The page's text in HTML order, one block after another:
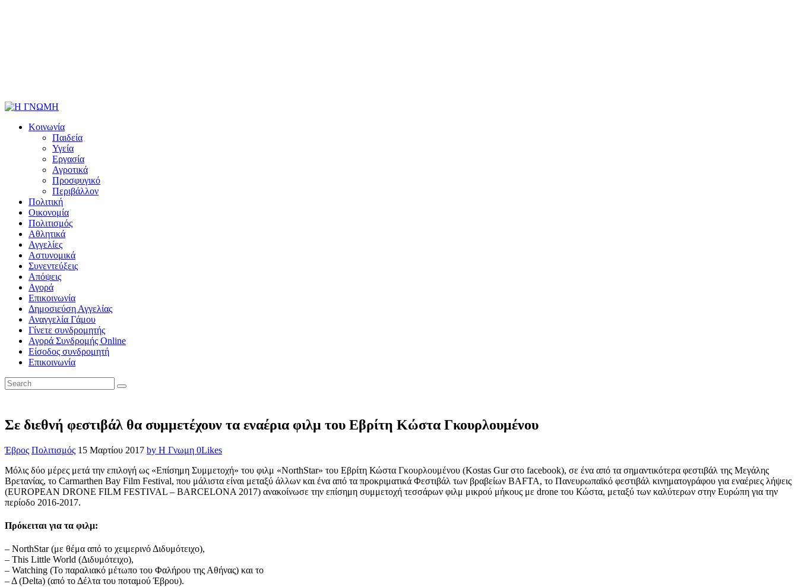
Κοινωνία
Παιδεία
Υγεία
Εργασία
Αγροτικά
Προσφυγικό
Περιβάλλον
Πολιτική
Οικονομία
Πολιτισμός
Αθλητικά
Αγγελίες
Αστυνομικά
Συνεντεύξεις
Απόψεις
Αγορά
Επικοινωνία
Δημοσιεύση Αγγελίας
Αναγγελία Γάμου
Γίνετε συνδρομητής
Αγορά Συνδρομής Online
Είσοδος συνδρομητή
Επικοινωνία
Σε διεθνή φεστιβάλ θα συμμετέχουν τα εναέρια φιλμ του Εβρίτη Κώστα Γκουρλουμένου
Έβρος Πολιτισμός 15 Μαρτίου 2017 by Η Γνωμη 0Likes
Μόλις δύο μέρες μετά την επιλογή ως «Επίσημη Συμμετοχή» του φιλμ «NorthStar» του Εβρίτη Κώστα Γκουρλουμένου (Kostas Gur στο facebook), σε ένα από τα σημαντικότερα φεστιβάλ της Μεγάλης
Βρετανίας, το Carmarthen Bay Film Festival, που μάλιστα είναι μεταξύ άλλων και ένα από τα προκριματικά Φεστιβάλ των βραβείων BAFTA, το Πανευρωπαϊκό φεστιβάλ κινηματογράφου για εναέριες λήψεις
(EUROPEAN DRONE FILM FESTIVAL – BARCELONA 2017) ανακοίνωσε την επίσημη συμμετοχή τεσσάρων φιλμ μικρού μήκους με drone του Κώστα, μεταξύ των καλύτερων στην Ευρώπη για την
περίοδο 2016-2017.
Πρόκειται για τα φιλμ:
– NorthStar (με θέμα από το χειμερινό Διδυμότειχο),
– This Little World (Διδυμότειχο),
– Watching (Το παραλιακό μέτωπο του Φαλήρου της Αθήνας) και το
– Δ (Delta) (από το Δέλτα του ποταμού Έβρου).